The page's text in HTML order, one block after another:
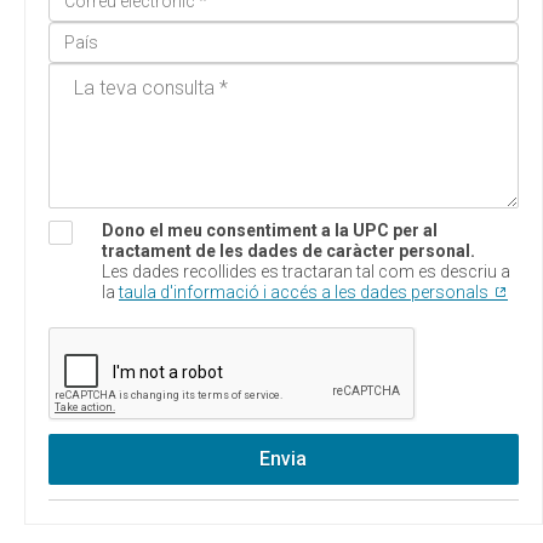
Dono el meu consentiment a la UPC per al
tractament de les dades de caràcter personal.
Les dades recollides es tractaran tal com es descriu a
lataula d'informació i accés a les dades personals
Envia